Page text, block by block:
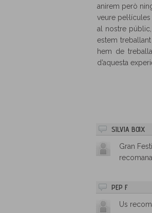
anirem però
veure
al nostre
estem
hem de
d’aquesta
SILVIA BOIX
Gran
PEP F
Us